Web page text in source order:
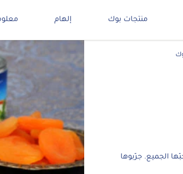
منتجات بوك إلهام
الجميع. جرّبوها